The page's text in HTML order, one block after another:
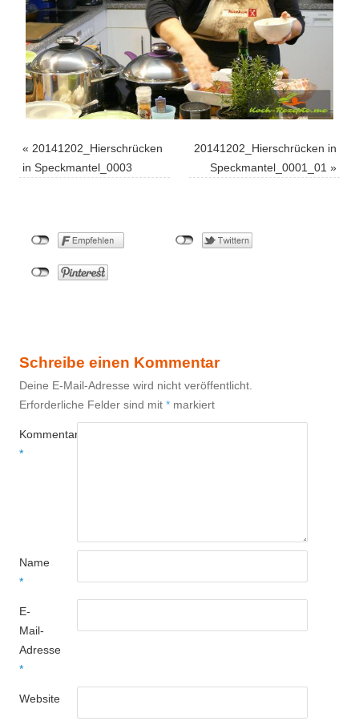
« 20141202_Hierschrücken
in Speckmantel_0003
20141202_Hierschrücken in
Speckmantel_0001_01 »
Schreibe einen Kommentar
Deine E-Mail-Adresse wird nicht veröffentlicht.
Erforderliche Felder sind mit * markiert
Kommentar
*
Name
*
E-
Mail-
Adresse
*
Website